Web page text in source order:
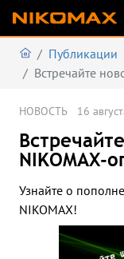
Публикации
Встречайте
НОВОСТЬ 16
NIKOMAX-
Узнайте о
NIKOMAX!